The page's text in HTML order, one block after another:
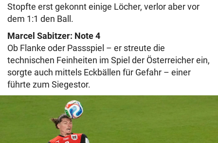
Stopfte erst gekonnt einige Löcher, verlor aber vor
dem 1:1 den Ball.
Marcel Sabitzer: Note 4
Ob Flanke oder Passspiel – er streute die
technischen Feinheiten im Spiel der Österreicher ein,
sorgte auch mittels Eckbällen für Gefahr – einer
führte zum Siegestor.